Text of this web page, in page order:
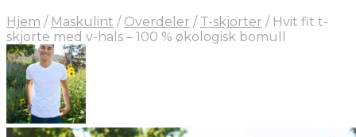
Hjem / Maskulint / Overdeler / T-skjorter /Hvit fit t-
skjorte med v-hals – 100 % økologisk bomull